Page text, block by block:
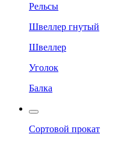
Рельсы
Швеллер гнутый
Швеллер
Уголок
Балка
Сортовой прокат